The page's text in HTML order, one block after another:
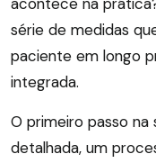
série de medidas
paciente em longo
integrada.
O primeiro passo
detalhada, um